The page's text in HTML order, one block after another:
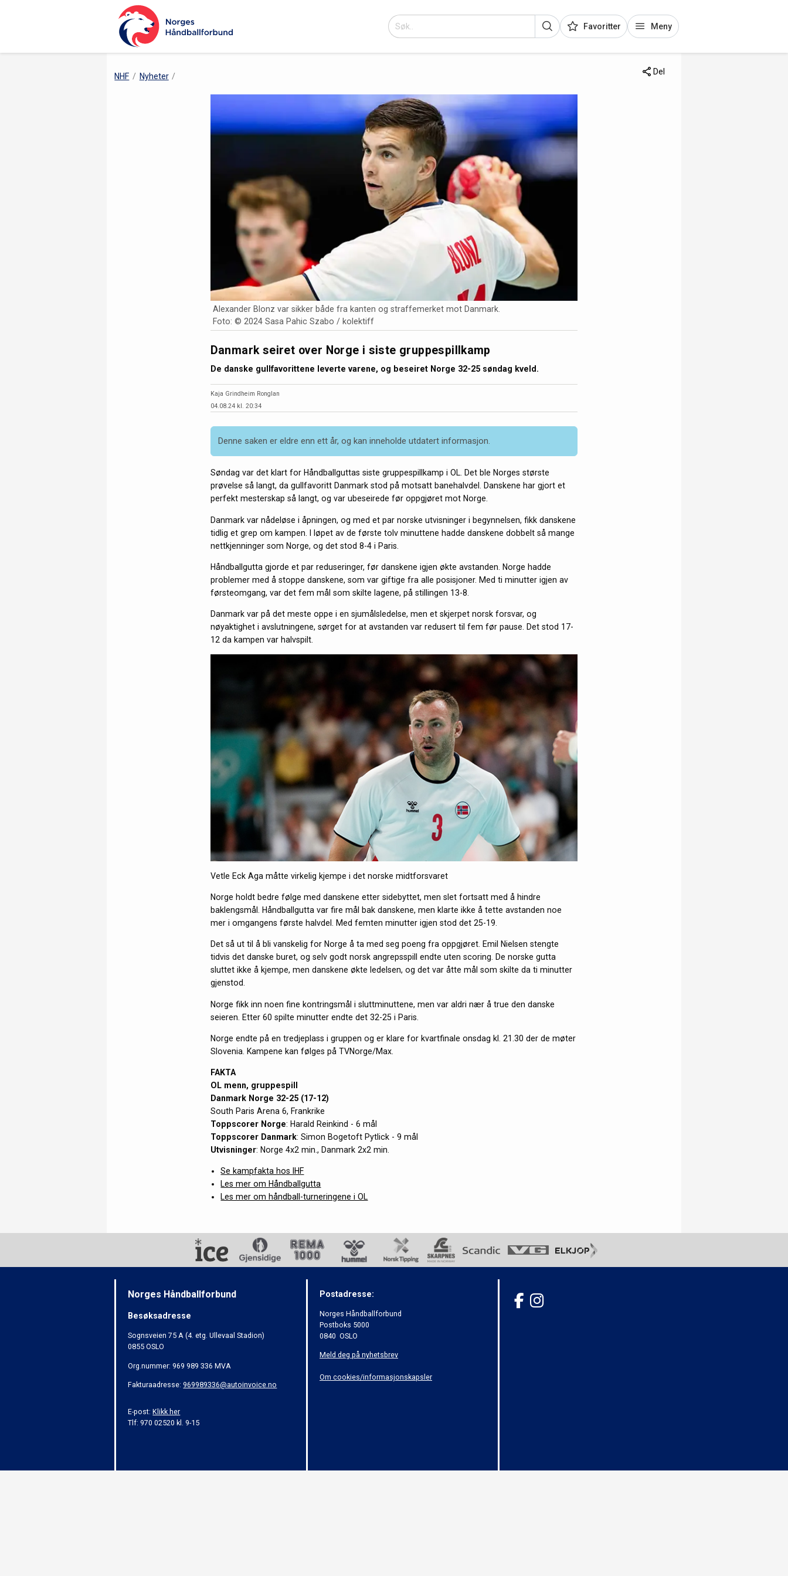
Favoritter Meny
NHF Nyheter Del
Alexander Blonz var sikker både fra kanten og straffemerket mot Danmark.
Foto: © 2024 Sasa Pahic Szabo / kolektiff
Danmark seiret over Norge i siste gruppespillkamp
De danske gullfavorittene leverte varene, og beseiret Norge 32-25 søndag kveld.
Kaja Grindheim Ronglan
04.08.24 kl. 20:34
Denne saken er eldre enn ett år, og kan inneholde utdatert informasjon.
Søndag var det klart for Håndballguttas siste gruppespillkamp i OL. Det ble Norges største
prøvelse så langt, da gullfavoritt Danmark stod på motsatt banehalvdel. Danskene har gjort et
perfekt mesterskap så langt, og var ubeseirede før oppgjøret mot Norge.
Danmark var nådeløse i åpningen, og med et par norske utvisninger i begynnelsen, fikk danskene
tidlig et grep om kampen. I løpet av de første tolv minuttene hadde danskene dobbelt så mange
nettkjenninger som Norge, og det stod 8-4 i Paris.
Håndballgutta gjorde et par reduseringer, før danskene igjen økte avstanden. Norge hadde
problemer med å stoppe danskene, som var giftige fra alle posisjoner. Med ti minutter igjen av
førsteomgang, var det fem mål som skilte lagene, på stillingen 13-8.
Danmark var på det meste oppe i en sjumålsledelse, men et skjerpet norsk forsvar, og
nøyaktighet i avslutningene, sørget for at avstanden var redusert til fem før pause. Det stod 17-
12 da kampen var halvspilt.
Vetle Eck Aga måtte virkelig kjempe i det norske midtforsvaret
Norge holdt bedre følge med danskene etter sidebyttet, men slet fortsatt med å hindre
baklengsmål. Håndballgutta var fire mål bak danskene, men klarte ikke å tette avstanden noe
mer i omgangens første halvdel. Med femten minutter igjen stod det 25-19.
Det så ut til å bli vanskelig for Norge å ta med seg poeng fra oppgjøret. Emil Nielsen stengte
tidvis det danske buret, og selv godt norsk angrepsspill endte uten scoring. De norske gutta
sluttet ikke å kjempe, men danskene økte ledelsen, og det var åtte mål som skilte da ti minutter
gjenstod.
Norge fikk inn noen fine kontringsmål i sluttminuttene, men var aldri nær å true den danske
seieren. Etter 60 spilte minutter endte det 32-25 i Paris.
Norge endte på en tredjeplass i gruppen og er klare for kvartfinale onsdag kl. 21.30 der de møter
Slovenia. Kampene kan følges på TVNorge/Max.
FAKTA
OL menn, gruppespill
Danmark Norge 32-25 (17-12)
South Paris Arena 6, Frankrike
Toppscorer Norge: Harald Reinkind - 6 mål
Toppscorer Danmark: Simon Bogetoft Pytlick - 9 mål
Utvisninger: Norge 4x2 min., Danmark 2x2 min.
Se kampfakta hos IHF
Les mer om Håndballgutta
Les mer om håndball-turneringene i OL
Norges Håndballforbund
Besøksadresse
Sognsveien 75 A (4. etg. Ullevaal Stadion)
0855 OSLO
Org.nummer: 969 989 336 MVA
Fakturaadresse:969989336@autoinvoice.no
E-post:Klikk her
Tlf: 970 02520 kl. 9-15
Postadresse:
Norges Håndballforbund
Postboks 5000
0840 OSLO
Meld deg på nyhetsbrev
Om cookies/informasjonskapsler